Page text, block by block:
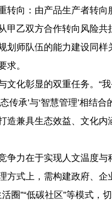
转向：由产品生产者转向
甲乙双方合作转向风险共
划师队伍的能力建设同
求。
化彰显的双重任务。“
承’与‘智慧管理’相结
造兼具生态效益、文化内
力在于实现人文温度与
式上，需构建政府、企
圈”“低碳社区”等模式，